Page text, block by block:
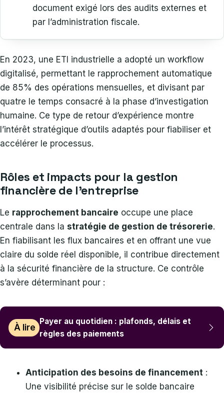
document exigé lors des audits externes et
par l’administration fiscale.
En 2023, une ETI industrielle a adopté un workflow
digitalisé, permettant le rapprochement automatique
de 85% des opérations mensuelles, et divisant par
quatre le temps consacré à la phase d’investigation
humaine. Ce type de retour d’expérience montre
l’intérêt stratégique d’outils adaptés pour fiabiliser et
accélérer le processus.
Rôles et impacts pour la gestion
financière de l’entreprise
Le rapprochement bancaire occupe une place
centrale dans la stratégie de gestion de trésorerie.
En fiabilisant les flux bancaires et en offrant une vue
claire du solde réel disponible, il contribue directement
à la sécurité financière de la structure. Ce contrôle
s’avère déterminant pour :
À lire
Payer au quotidien : plafonds, délais et
règles des paiements
Anticipation des besoins de financement :
Une visibilité précise sur le solde bancaire